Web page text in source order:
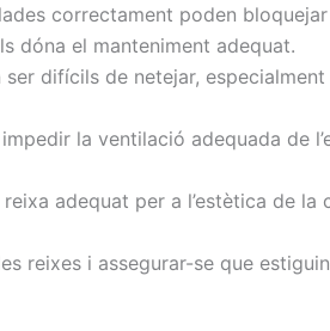
correctament poden
dóna el manteniment adequat.
difícils de netejar, especialment
la ventilació adequada de
adequat per a l’estètica de la
reixes i assegurar-se que